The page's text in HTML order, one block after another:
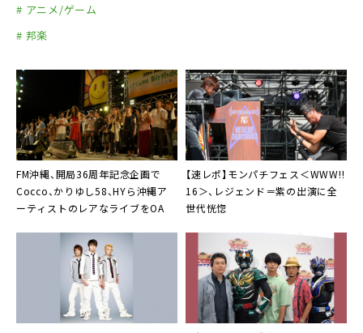
# アニメ/ゲーム
# 邦楽
FM沖縄、開局36周年記念企画で
Cocco、 かりゆし58、HYら沖縄ア
ーティストのレアなライブをOA
【速レポ】モンパチフェス＜WWW!!
16＞、 レジェンド＝紫の出演に全
世代恍惚